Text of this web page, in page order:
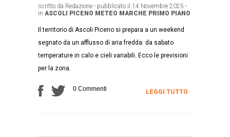
scritto da Redazione - pubblicato il 14 Novembre 2025 -
in ASCOLI PICENO METEO MARCHE PRIMO PIANO
Il territorio di Ascoli Piceno si prepara a un weekend
segnato da un afflusso di aria fredda: da sabato
temperature in calo e cieli variabili. Ecco le previsioni
per la zona.
0 Commenti LEGGI TUTTO